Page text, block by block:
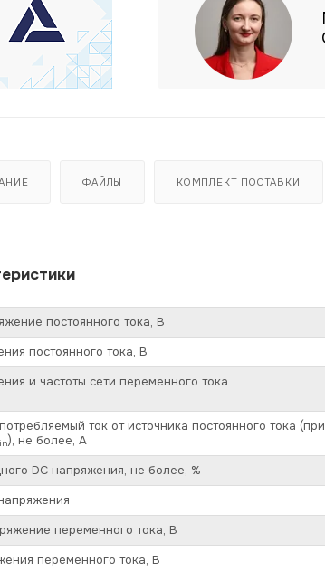
ФАЙЛЫ КОМПЛЕКТ ПОСТАВКИ
постоянного тока, В
постоянного тока, В
и частоты сети переменного тока
ток от источника постоянного тока
), не более, А
DC напряжения, не более, %
переменного тока, В
переменного тока, В